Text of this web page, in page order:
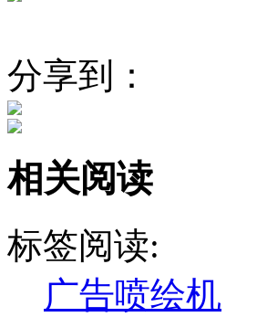
分享到：
相关阅读
标签阅读:
广告喷绘机